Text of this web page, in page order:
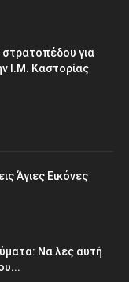
για
Ι.Μ. Καστορίας
Άγιες Εικόνες
Να λες αυτή